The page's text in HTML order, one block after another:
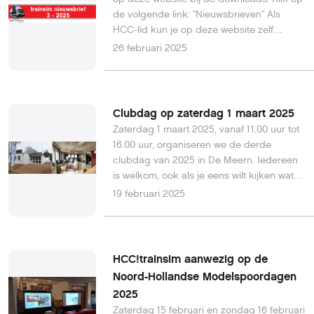
Simulator Classic 2024 (TSC24). Soms zijn
met pakketbundels extra kortingen te
de volgende link: "Nieuwsbrieven" Als
HCC-lid kun je op deze website zelf
regelen welke nieuwsbrieven je van de
instructies hoe je je kunt aan- en afmelden
voor onze nieuwsbrief of de overige
nieuwsbrieven van de HCC.
26 februari 2025
Clubdag op zaterdag 1 maart 2025
Zaterdag 1 maart 2025, vanaf 11.00 uur tot
16.00 uur, organiseren we de derde
clubdag van 2025 in De Meern. Iedereen
is welkom, ook als je eens wilt kijken wat
we allemaal op onze clubdag doen. Dit
19 februari 2025
HCC!trainsim aanwezig op de
Noord-Hollandse Modelspoordagen
2025
Zaterdag 15 februari en zondag 16 februari